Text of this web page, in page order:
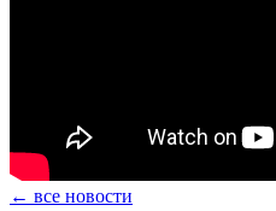
← все новости